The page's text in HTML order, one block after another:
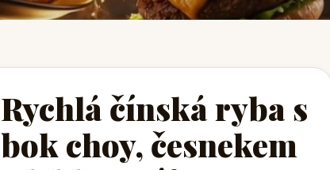
Rychlá čínská ryba s
bok choy, česnekem